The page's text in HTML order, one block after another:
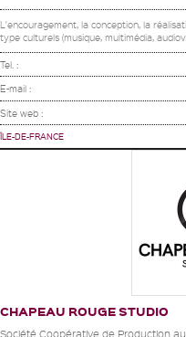
L'encouragement, la conception, la
type culturels (musique, multimédia,
Tel. :
E-mail :
Site web :
ÎLE-DE-FRANCE
CHAPEAU ROUGE STUDIO
Société Coopérative de Production